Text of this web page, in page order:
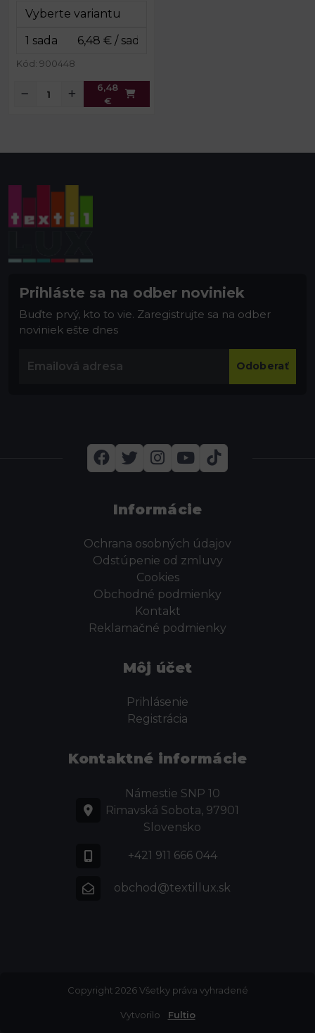
Dĺžka tyčinky:
krabičky:
cm
Kód: 900448
6,48
€
Prihláste sa na odber noviniek
Buďte prvý, kto to vie. Zaregistrujte sa na odber
noviniek ešte dnes
Odoberať
Informácie
Ochrana osobných údajov
Odstúpenie od zmluvy
Cookies
Obchodné podmienky
Kontakt
Reklamačné podmienky
Môj účet
Prihlásenie
Registrácia
Kontaktné informácie
Námestie SNP 10
Rimavská Sobota, 97901
Slovensko
+421 911 666 044
obchod@textillux.sk
Copyright 2026 Všetky práva vyhradené
Vytvorilo Fultio